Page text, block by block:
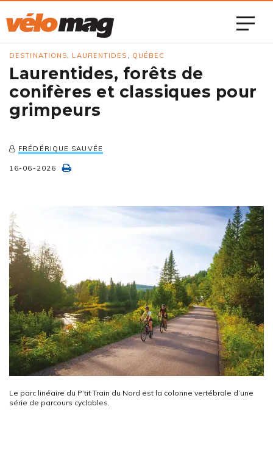
DESTINATIONS, LAURENTIDES , QUÉBEC
Laurentides, forêts de
conifères et classiques pour
grimpeurs
FRÉDÉRIQUE SAUVÉE
16-06-2026
Le parc linéaire du P’tit Train du Nord est la colonne vertébrale d’une
série de parcours cyclables.